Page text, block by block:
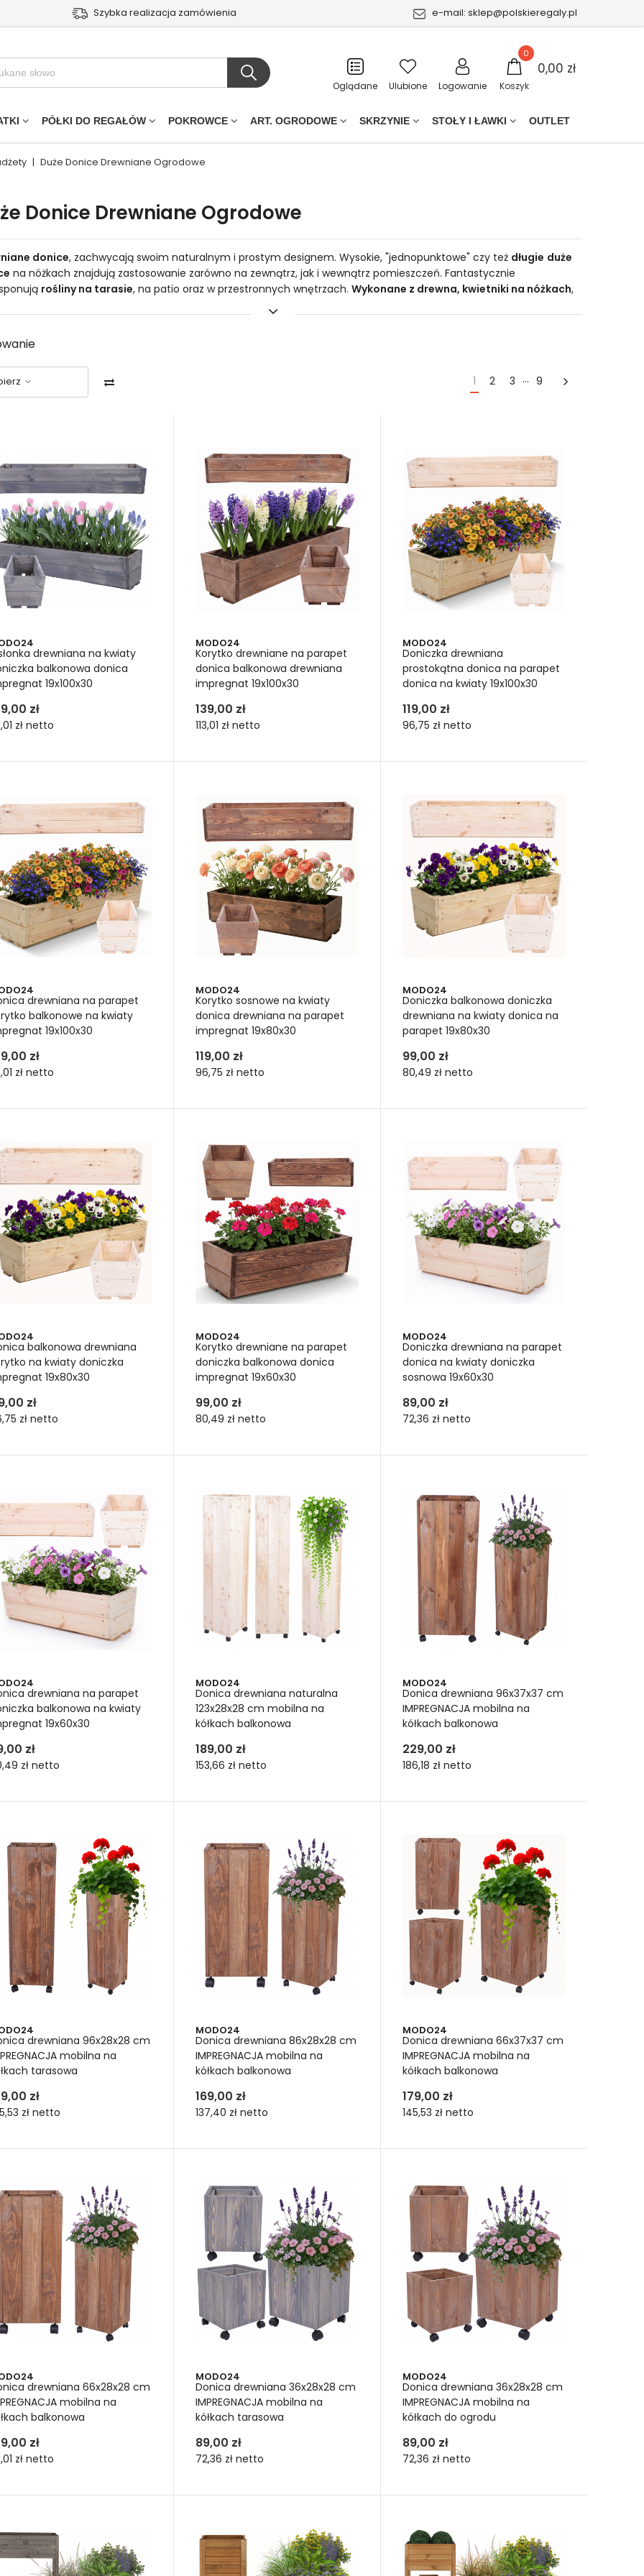
Szybka realizacja zamówienia e-mail: sklep@polskieregaly.pl
Oglądane Ulubione Logowanie Koszyk
0
0,00 zł
PÓŁKI DO REGAŁÓW POKROWCE ART. OGRODOWE SKRZYNIE STOŁY I ŁAWKI OUTLET
| Duże Donice Drewniane Ogrodowe
Donice Drewniane Ogrodowe
donice, zachwycają swoim naturalnym i prostym designem. Wysokie, "jednopunktowe" czy też długie duże
na nóżkach znajdują zastosowanie zarówno na zewnątrz, jak i wewnątrz pomieszczeń. Fantastycznie
rośliny na tarasie, na patio oraz w przestronnych wnętrzach. Wykonane z drewna, kwietniki na nóżkach,
donice drewniane ogrodowe – na balkon, taras, do
wygląd donic, doskonale komponuje się z zielenią roślin. Drewno jako materiał ma ponadczasową zdolność
się w różnorodne style. Surowy minimalizm, rustykalna prostota, szalone boho. Niemal w każdej aranżacji,
harmonię i ciepło.
z największych atutów dużych donic jest ich solidność i trwałość.Odpowiednia impregnacja sprawia, że są
na warunki atmosferyczne
. Dzięki temu sprawdzą się w warunkach, w których będą narażone na wiatr, słońce i
W urządzonych z wyczuciem pomieszczeniach są nieodzownym elementem dekoracyjnym.
i jadalnych
dobór modeli
donica z drewna nie jest zwyczajnym kwietnikiem. W dużej donicy można uprawiać delikatne kwiaty i rośliny
W średnich i dużych donicach zasadzisz również bujne krzewy, a nawet niewielkie drzewa owocowe.
ilość wariantów
ofercie znajdziesz ponad 120 rozmaitych typów kwietników, donic i doniczek drewnianych
. Niskie i wysokie
z drewna. Na krótkich lub długich nóżkach. W rozmaitych wykończeniach kolorystycznych. Doniczki drewniane do
na patio, na balkon, taras itp. Czyli: do wyboru do koloru oraz przystępna cena.
donice z drewna jako warzywniaki do roślin
donice drewniane ogrodowe
, możesz wykorzystać nie tylko do estetycznych aranżacji kwiatów czy zielonych
ozdobnych. Służą również do uprawy roślin jadalnych. Wykonana z drewna doniczka może stać się domowy
Warzywnikiem, z którego będziesz w dowolnym momencie czerpać, by uczynić swoje kulinaria świeżymi i
Świeże sałatki, rzodkiewki i szczypior. A dalej mięta, bazylia, oregano, tymianek czy kolendra. Wszystko w
ręki prosto na stół. Z balkonu, tarasu czy ogródka, gdzie stoi Twój róg obfitości – donica z drewna.
drewnianą łatwo przestawiać
drewniana z odpowiednim wkładem –
i prosty sposób kontroli gleby
doniczki najlepiej użyć ziemi uniwersalnej lub mieszanki ziemi ogrodniczej. Przykładowo torfu i piasku.
, który zakupisz u nas w workach 4 litrowych. Pamiętaj nie ubijać wsadu zbyt mocno. Niech ziemia będzie lekka i
przepuszczalna. To pozwoli korzeniom swobodnie rosnąć i oddychać.
warstwę wkładu na dno wysokiej donicy?
drewnianej doniczki można wysypać warstwę drenażową. To może być na przykład wkład z keramzytu. To
nadmiernemu zatrzymywaniu wody i gniciu korzeni. Przed wysypaniem wkładu, wyściełaj dno wysokiej
i zapobiega gniciu korzeni.Szyszki to również naturalny wskaźnik kondycji gleby. Ich łuski otwierają się i
w zależności od poziomu wilgotności. Szyszki w donicach rozkładają się powoli. Dzięki temu wkład z nich
długo pełnił wymienione wyżej funkcje.
wyłożone na wierzchu wysokiej donicy – naturalny
"higrometr"
na wierzchu, pełnią dodatkową funkcję estetyczną. Postawione czubkiem do góry, stają się wskaźnikiem
gleby. Kiedy łuski są zamknięte to znak, że ziemia jest odpowiednio wilgotna. Kiedy otwarte: "podlewaj".
donice drewniane ogrodowe z certyfikatem
1 2 3 … 9
drewniana na kwiaty
balkonowa donica
19x100x30
zł
złnetto
MODO24
Korytko drewniane na parapet
donica balkonowa drewniana
impregnat 19x100x30
139,00 zł
113,01 złnetto
MODO24
Doniczka drewniana
prostokątna donica na parapet
donica na kwiaty 19x100x30
119,00 zł
96,75 zł netto
drewniana na parapet
balkonowe na kwiaty
19x100x30
zł
złnetto
MODO24
Korytko sosnowe na kwiaty
donica drewniana na parapet
impregnat 19x80x30
119,00 zł
96,75 złnetto
MODO24
Doniczka balkonowa doniczka
drewniana na kwiaty donica na
parapet 19x80x30
99,00 zł
80,49 zł netto
balkonowa drewniana
na kwiaty doniczka
19x80x30
zł
zł netto
MODO24
Korytko drewniane na parapet
doniczka balkonowa donica
impregnat 19x60x30
99,00 zł
80,49 złnetto
MODO24
Doniczka drewniana na parapet
donica na kwiaty doniczka
sosnowa 19x60x30
89,00 zł
72,36 zł netto
drewniana na parapet
balkonowa na kwiaty
19x60x30
zł
złnetto
MODO24
Donica drewniana naturalna
123x28x28 cm mobilna na
kółkach balkonowa
189,00 zł
153,66 złnetto
MODO24
Donica drewniana 96x37x37 cm
IMPREGNACJA mobilna na
kółkach balkonowa
229,00 zł
186,18 zł netto
drewniana 96x28x28 cm
mobilna na
tarasowa
zł
złnetto
MODO24
Donica drewniana 86x28x28 cm
IMPREGNACJA mobilna na
kółkach balkonowa
169,00 zł
137,40 złnetto
MODO24
Donica drewniana 66x37x37 cm
IMPREGNACJA mobilna na
kółkach balkonowa
179,00 zł
145,53 zł netto
drewniana 66x28x28 cm
mobilna na
balkonowa
zł
złnetto
MODO24
Donica drewniana 36x28x28 cm
IMPREGNACJA mobilna na
kółkach tarasowa
89,00 zł
72,36 złnetto
MODO24
Donica drewniana 36x28x28 cm
IMPREGNACJA mobilna na
kółkach do ogrodu
89,00 zł
72,36 zł netto